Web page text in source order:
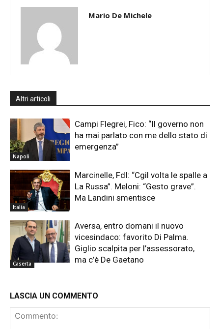
Mario De Michele
Altri articoli
Napoli
Campi Flegrei, Fico: “Il governo non
ha mai parlato con me dello stato di
emergenza”
Italia
Marcinelle, FdI: “Cgil volta le spalle a
La Russa”. Meloni: “Gesto grave”.
Ma Landini smentisce
Caserta
Aversa, entro domani il nuovo
vicesindaco: favorito Di Palma.
Giglio scalpita per l’assessorato,
ma c’è De Gaetano
LASCIA UN COMMENTO